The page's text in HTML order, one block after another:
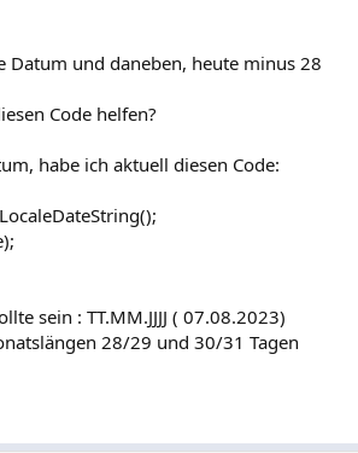
Datum und daneben, heute minus 28
Code helfen?
habe ich aktuell diesen Code:
sein : TT.MM.JJJJ ( 07.08.2023)
28/29 und 30/31 Tagen